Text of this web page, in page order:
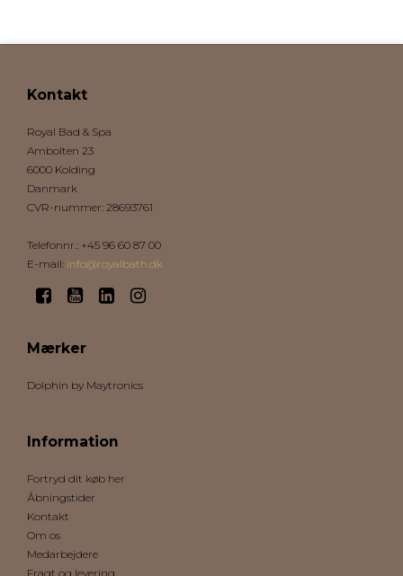
Kontakt
Royal Bad & Spa
Ambolten 23
6000 Kolding
Danmark
CVR-nummer: 28693761
Telefonnr. : +45 96 60 87 00
E-mail: info@royalbath.dk
Mærker
Dolphin by Maytronics
Information
Fortryd dit køb her
Åbningstider
Kontakt
Om os
Medarbejdere
Fragt og levering